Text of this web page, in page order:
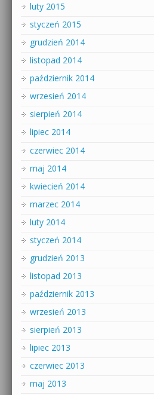
luty 2015
styczeń 2015
grudzień 2014
listopad 2014
październik 2014
wrzesień 2014
sierpień 2014
lipiec 2014
czerwiec 2014
maj 2014
kwiecień 2014
marzec 2014
luty 2014
styczeń 2014
grudzień 2013
listopad 2013
październik 2013
wrzesień 2013
sierpień 2013
lipiec 2013
czerwiec 2013
maj 2013